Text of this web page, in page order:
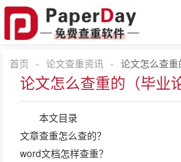
首页 - 论文查重资讯 - 论文怎么查重
论文怎么查重的（毕业
本文目录
文章查重怎么查的？
word文档怎样查重？